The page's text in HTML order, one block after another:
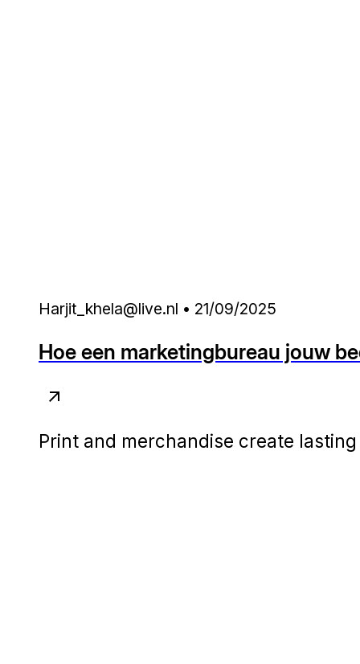
Harjit_khela@live.nl • 21/09/2025
Hoe een marketingbureau jouw
Print and merchandise create